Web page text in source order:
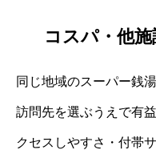
コスパ・他
同じ地域のスーパー銭
訪問先を選ぶうえで有
クセスしやすさ・付帯